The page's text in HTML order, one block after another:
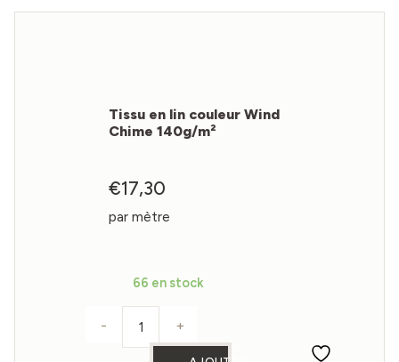
Tissu en lin couleur Wind
Chime 140g/m²
€17,30
par mètre
66 en stock
quantité de Tissu en lin couleur Wind
- +